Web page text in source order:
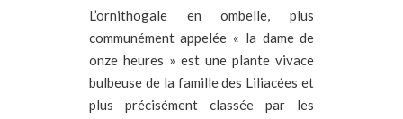
L’ornithogale en ombelle, plus
communément appelée « la dame de
onze heures » est une plante vivace
bulbeuse de la famille des Liliacées et
plus précisément classée par les